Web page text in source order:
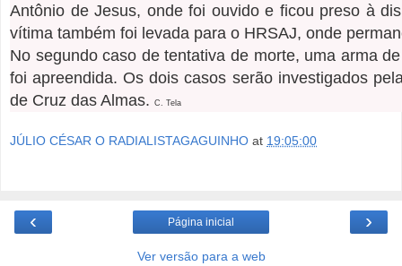
Antônio de Jesus, onde foi ouvido e ficou preso à
vítima também foi levada para o HRSAJ, onde
No segundo caso de tentativa de morte, uma arma
foi apreendida. Os dois casos serão investigados
de Cruz das Almas. C. Tela
JÚLIO CÉSAR O RADIALISTAGAGUINHO at 19:05:00
‹ ›
Página inicial
Ver versão para a web